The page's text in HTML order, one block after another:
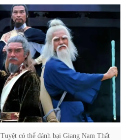
có thể đánh bại Giang Nam Thất